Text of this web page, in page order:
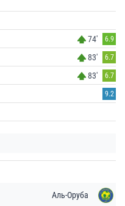
74' 6.9
83' 6.7
83' 6.7
9.2
Аль-Оруба